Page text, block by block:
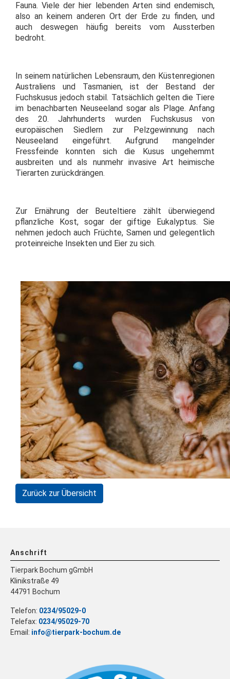
Fauna. Viele der hier lebenden Arten sind endemisch,
also an keinem anderen Ort der Erde zu finden, und
auch deswegen häufig bereits vom Aussterben
bedroht.
In seinem natürlichen Lebensraum, den Küstenregionen
Australiens und Tasmanien, ist der Bestand der
Fuchskusus jedoch stabil. Tatsächlich gelten die Tiere
im benachbarten Neuseeland sogar als Plage. Anfang
des 20. Jahrhunderts wurden Fuchskusus von
europäischen Siedlern zur Pelzgewinnung nach
Neuseeland eingeführt. Aufgrund mangelnder
Fressfeinde konnten sich die Kusus ungehemmt
ausbreiten und als nunmehr invasive Art heimische
Tierarten zurückdrängen.
Zur Ernährung der Beuteltiere zählt überwiegend
pflanzliche Kost, sogar der giftige Eukalyptus. Sie
nehmen jedoch auch Früchte, Samen und gelegentlich
proteinreiche Insekten und Eier zu sich.
Zurück zur Übersicht
Anschrift
Tierpark Bochum gGmbH
Klinikstraße 49
44791 Bochum
Telefon: 0234/95029-0
Telefax: 0234/95029-70
Email: info@tierpark-bochum.de